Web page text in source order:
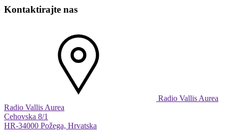
Kontaktirajte nas
Radio Vallis Aurea
Radio Vallis Aurea
Cehovska 8/1
HR-34000 Požega, Hrvatska